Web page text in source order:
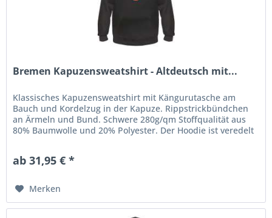
Bremen Kapuzensweatshirt - Altdeutsch mit...
Klassisches Kapuzensweatshirt mit Kängurutasche am
Bauch und Kordelzug in der Kapuze. Rippstrickbündchen
an Ärmeln und Bund. Schwere 280g/qm Stoffqualität aus
80% Baumwolle und 20% Polyester. Der Hoodie ist veredelt
ab 31,95 € *
Merken